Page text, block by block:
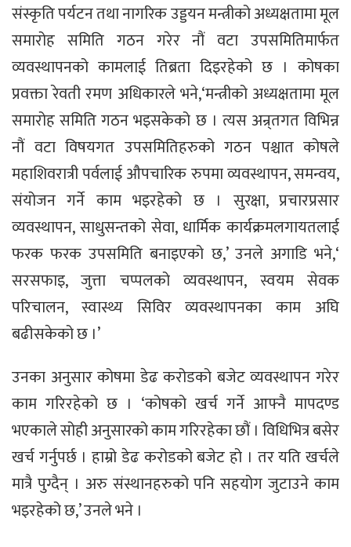
संस्कृति पर्यटन तथा नागरिक उड्डयन मन्त्रीको अध्यक्षतामा मूल
समारोह समिति गठन गरेर नौं वटा उपसमितिमार्फत
व्यवस्थापनको कामलाई तिब्रता दिइरहेको छ । कोषका
प्रवक्ता रेवती रमण अधिकारले भने,‘मन्त्रीको अध्यक्षतामा मूल
समारोह समिति गठन भइसकेको छ । त्यस अन्र्तगत विभिन्न
नौं वटा विषयगत उपसमितिहरुको गठन पश्चात कोषले
महाशिवरात्री पर्वलाई औपचारिक रुपमा व्यवस्थापन, समन्वय,
संयोजन गर्ने काम भइरहेको छ । सुरक्षा, प्रचारप्रसार
व्यवस्थापन, साधुसन्तको सेवा, धार्मिक कार्यक्रमलगायतलाई
फरक फरक उपसमिति बनाइएको छ,’ उनले अगाडि भने,‘
सरसफाइ, जुत्ता चप्पलको व्यवस्थापन, स्वयम सेवक
परिचालन, स्वास्थ्य सिविर व्यवस्थापनका काम अघि
बढीसकेको छ ।’
उनका अनुसार कोषमा डेढ करोडको बजेट व्यवस्थापन गरेर
काम गरिरहेको छ । ‘कोषको खर्च गर्ने आफ्नै मापदण्ड
भएकाले सोही अनुसारको काम गरिरहेका छौं । विधिभित्र बसेर
खर्च गर्नुपर्छ । हाम्रो डेढ करोडको बजेट हो । तर यति खर्चले
मात्रै पुग्दैन् । अरु संस्थानहरुको पनि सहयोग जुटाउने काम
भइरहेको छ,’ उनले भने ।